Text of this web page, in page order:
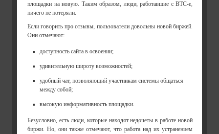
площадки на новую. Таким образом, люди, работавшие с BTC-e,
ничего не потеряли.
Если говорить про отзывы, пользователи довольны новой биржей.
Они отмечают:
доступность сайта в освоении;
удивительную широту возможностей;
удобный чат, позволяющий участникам системы общаться
между собой;
высокую информативность площадки.
Безусловно, есть люди, которые находят недочеты в работе новой
биржи. Но, они также отмечают, что работа над их устранением